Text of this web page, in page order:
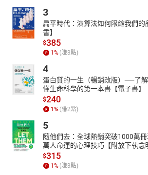
3
扁平時代：演算法如何限縮我們的
書】
$385
1% (賺3點)
4
蛋白質的一生（暢銷改版）──了
懂生命科學的第一本書【電子書】
$240
1% (賺2點)
5
隨他們去：全球熱銷突破1000萬
萬人命運的心理技巧【附放下執念
書】
$315
1% (賺3點)